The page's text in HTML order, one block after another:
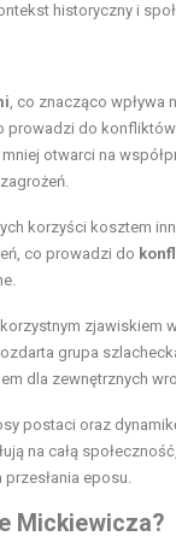
historyczny i
, co znacząco wpływa
prowadzi do
otwarci na
korzyści kosztem
co prowadzi do
zjawiskiem
grupa
dla zewnętrznych
postaci oraz
na całą
eposu.
Mickiewicza?